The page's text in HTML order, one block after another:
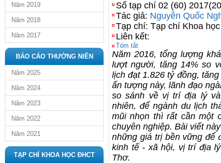
Năm 2019
Năm 2018
Năm 2017
BÁO CÁO THƯỜNG NIÊN
Năm 2025
Năm 2024
Năm 2023
Năm 2022
Năm 2021
TẠP CHÍ KHOA HỌC ĐHCT
Số tạp chí 02 (60)
Tác giả: Nguyễn Quốc
Tạp chí: Tạp chí Khoa
Liên kết:
Tóm tắt
Năm 2016, tổng lượng
lượt người, tăng 14% so
lịch đạt 1.826 tỷ đồng,
ấn tượng này, lãnh đạo
so sánh về vị trí địa lý
nhiên, để ngành du lịch
mũi nhọn thì rất cần một
chuyên nghiệp. Bài viết
những giá trị bền vững để
kinh tế - xã hội, vị trí địa
Thơ.